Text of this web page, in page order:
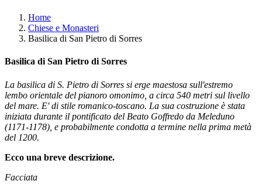
Home
Chiese e Monasteri
Basilica di San Pietro di Sorres
Basilica di San Pietro di Sorres
La basilica di S. Pietro di Sorres si erge maestosa sull'estremo
lembo orientale del pianoro omonimo, a circa 540 metri sul livello
del mare. E' di stile romanico-toscano. La sua costruzione è stata
iniziata durante il pontificato del Beato Goffredo da Meleduno
(1171-1178), e probabilmente condotta a termine nella prima metà
del 1200.
Ecco una breve descrizione.
Facciata